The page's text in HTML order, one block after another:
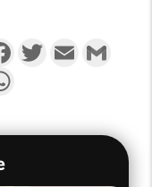
FacebookTwitterEmail